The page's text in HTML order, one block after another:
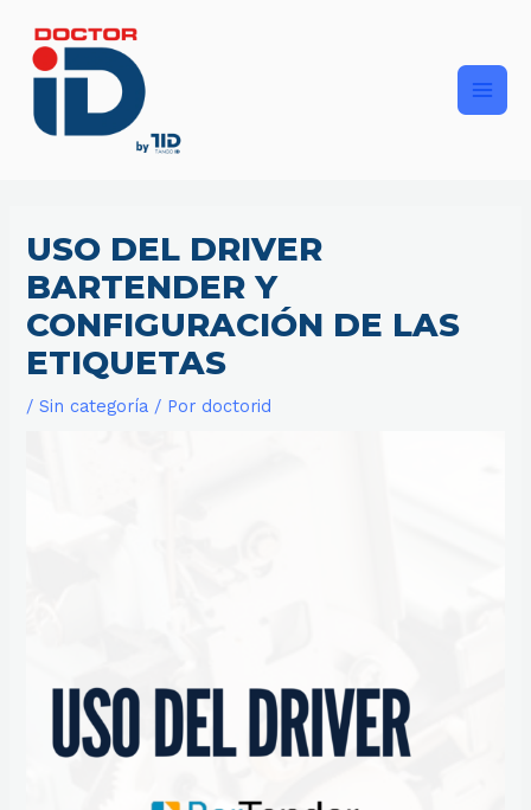
contenido
USO DEL DRIVER
BARTENDER Y
CONFIGURACIÓN DE LAS
ETIQUETAS
/Sin categoría / Por doctorid